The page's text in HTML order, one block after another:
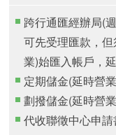
跨行通匯經辦局(
可先受理匯款，
業)始匯入帳戶，
定期儲金(延時營
劃撥儲金(延時營
代收聯徵中心申